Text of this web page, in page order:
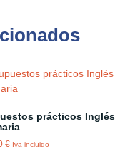
prácticos Inglés
€ Iva incluido